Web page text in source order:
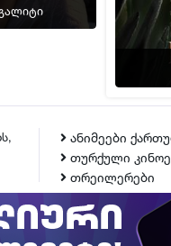
ანიმეები
თურქული
თრეილერები